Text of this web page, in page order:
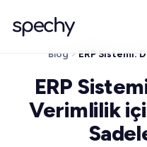
Blog
ERP
Verimlilik